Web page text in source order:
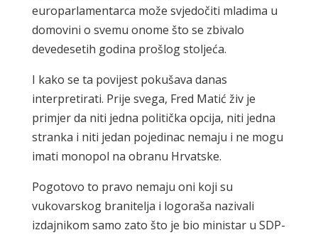
europarlamentarca može svjedočiti mladima u
domovini o svemu onome što se zbivalo
devedesetih godina prošlog stoljeća.
I kako se ta povijest pokušava danas
interpretirati. Prije svega, Fred Matić živ je
primjer da niti jedna politička opcija, niti jedna
stranka i niti jedan pojedinac nemaju i ne mogu
imati monopol na obranu Hrvatske.
Pogotovo to pravo nemaju oni koji su
vukovarskog branitelja i logoraša nazivali
izdajnikom samo zato što je bio ministar u SDP-